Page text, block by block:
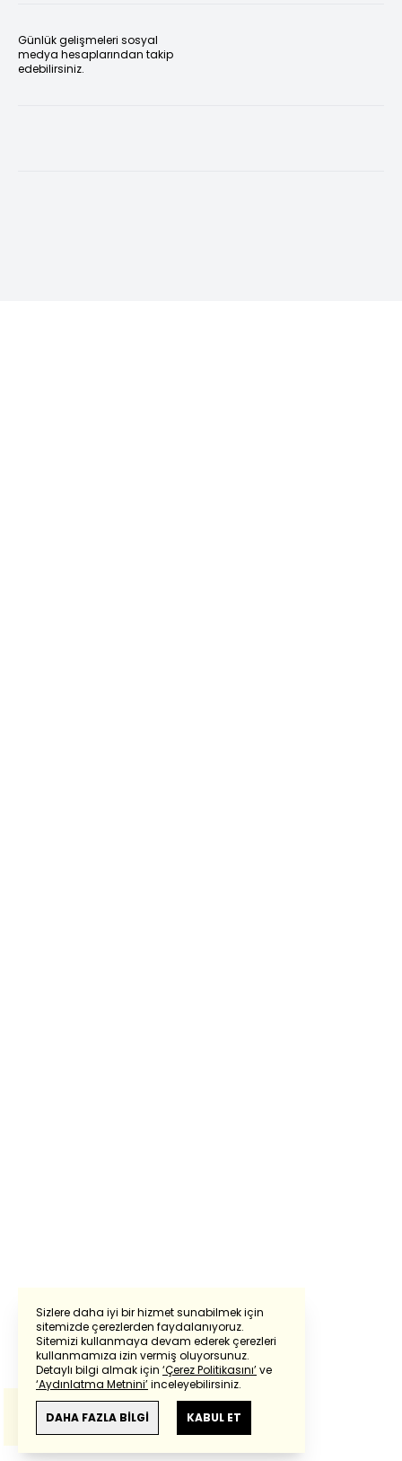
Sizlere daha iyi bir hizmet sunabilmek için
sitemizde çerezlerden faydalanıyoruz.
Sitemizi kullanmaya devam ederek çerezleri
kullanmamıza izin vermiş oluyorsunuz.
Detaylı bilgi almak için ‘Çerez Politikasını’ve
‘Aydınlatma Metnini’inceleyebilirsiniz.
DAHA FAZLA BİLGİ KABUL ET
Günlük gelişmeleri sosyal
medya hesaplarından takip
edebilirsiniz.
Powered by Translate
Bu çevirideGoogle Transletekullanılmıştır.
Anlam ve çeviri hatalarından
haberturk.com
sorumlu değildir.